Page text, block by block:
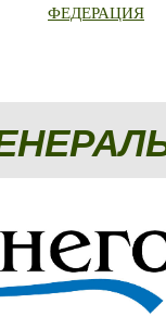
ФЕДЕРАЦИЯ